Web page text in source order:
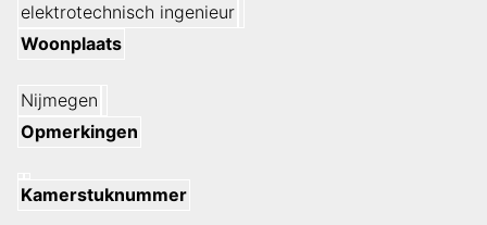
elektrotechnisch ingenieur
Woonplaats
Nijmegen
Opmerkingen
Kamerstuknummer